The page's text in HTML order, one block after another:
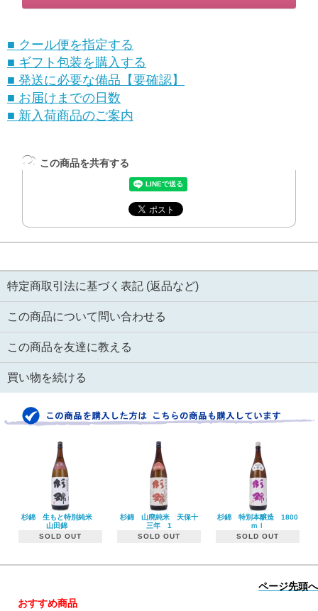
■ クール便を指定する
■ ギフト包装を購入する
■ 発送に必要な備品【要確認】
■ お届けまでの日数
■ 新入荷商品のご案内
この商品を共有する
特定商取引法に基づく表記 (返品など)
この商品について問い合わせる
この商品を友達に教える
買い物を続ける
杉錦 生もと特別純米
山田錦
SOLD OUT
杉錦 山廃純米 天保十
三年 1
SOLD OUT
杉錦 特別本醸造 1800
ｍｌ
SOLD OUT
ページ先頭へ
おすすめ商品